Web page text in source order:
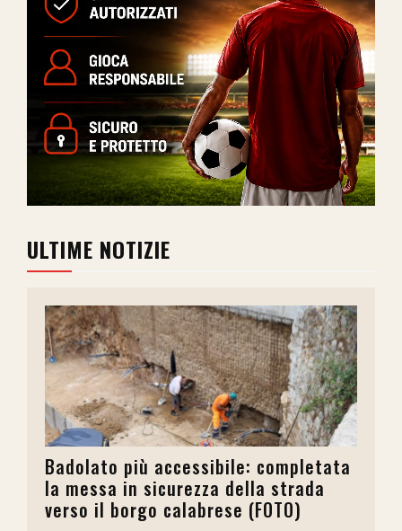
ULTIME NOTIZIE
Badolato più accessibile: completata
la messa in sicurezza della strada
verso il borgo calabrese (FOTO)